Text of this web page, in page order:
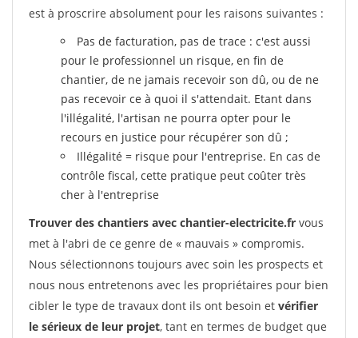
est à proscrire absolument pour les raisons suivantes :
Pas de facturation, pas de trace : c'est aussi
pour le professionnel un risque, en fin de
chantier, de ne jamais recevoir son dû, ou de ne
pas recevoir ce à quoi il s'attendait. Etant dans
l'illégalité, l'artisan ne pourra opter pour le
recours en justice pour récupérer son dû ;
Illégalité = risque pour l'entreprise. En cas de
contrôle fiscal, cette pratique peut coûter très
cher à l'entreprise
Trouver des chantiers avec chantier-electricite.fr vous
met à l'abri de ce genre de « mauvais » compromis.
Nous sélectionnons toujours avec soin les prospects et
nous nous entretenons avec les propriétaires pour bien
cibler le type de travaux dont ils ont besoin et vérifier
le sérieux de leur projet, tant en termes de budget que